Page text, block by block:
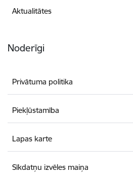
Aktualitātes
Noderīgi
Privātuma politika
Piekļūstamība
Lapas karte
Sīkdatņu izvēles maiņa